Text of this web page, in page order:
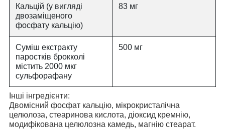
Кальцій (у вигляді
двозаміщеного
фосфату кальцію)
83 мг
Суміш екстракту
паростків брокколі
містить 2000 мкг
сульфорафану
500 мг
Інші інгредієнти:
Двомісний фосфат кальцію, мікрокристалічна
целюлоза, стеаринова кислота, діоксид кремнію,
модифікована целюлозна камедь, магнію стеарат.